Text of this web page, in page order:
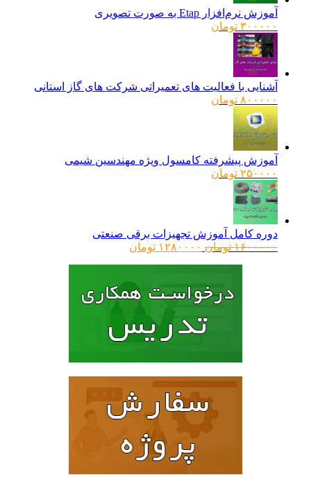
آموزش نرم‌افزار Etap به صورت تصویری
۳۰۰۰۰۰ تومان
آشنایی با فعالیت های تعمیراتی شرکت های گاز استانی
۸۰۰۰۰۰ تومان
آموزش پیشرفته کامسول ویژه مهندسین شیمی
۲۵۰۰۰۰ تومان
دوره کامل آموزش تجهیزات برقی صنعتی
۱۶۰۰۰۰۰ تومانقیمت
بود.
۱۲۸۰۰۰۰ تومانقیمت